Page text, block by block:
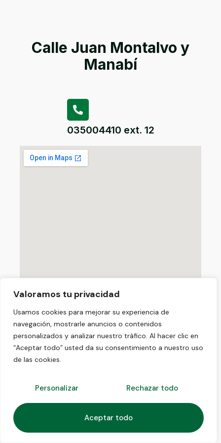
Valoramos tu privacidad
Usamos cookies para mejorar su experiencia de
navegación, mostrarle anuncios o contenidos
personalizados y analizar nuestro tráfico. Al hacer clic en
“Aceptar todo” usted da su consentimiento a nuestro uso
de las cookies.
Personalizar Rechazar todo
Aceptar todo
Calle Juan Montalvo y
Manabí
035004410 ext. 12